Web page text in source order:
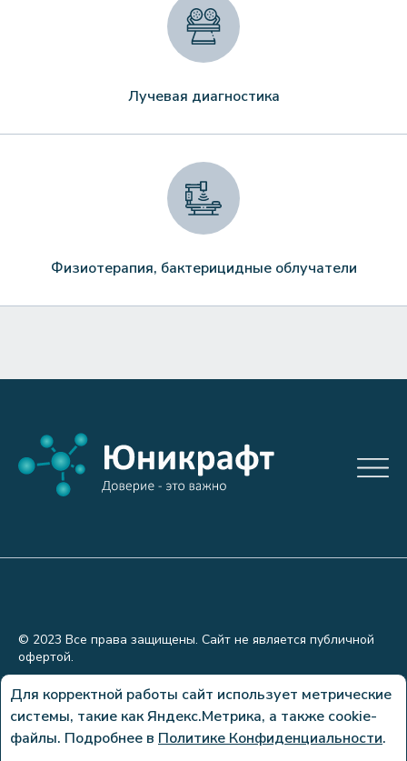
Лучевая диагностика
Физиотерапия, бактерицидные облучатели
© 2023 Все права защищены. Сайт не является публичной
офертой.
Политика конфиденциальности
Сделано в
Для корректной работы сайт использует метрические
системы, такие как Яндекс.Метрика, а также cookie-
файлы. Подробнее в Политике Конфиденциальности.